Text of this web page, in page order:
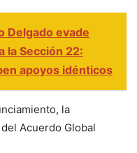
Delgado evade
la Sección 22:
apoyos idénticos
la
Acuerdo Global